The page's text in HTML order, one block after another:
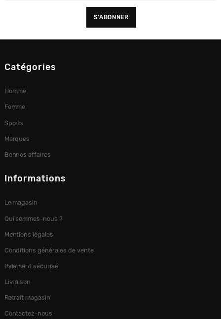
Catégories
Homme
Femme
Sports
Marques
Bonnes affaires
Informations
Le magasin
Qui sommes-nous ?
Mentions légales
Conditions générales de vente
Paiement sécurisé
Livraison
Retrait magasin
Contactez-nous